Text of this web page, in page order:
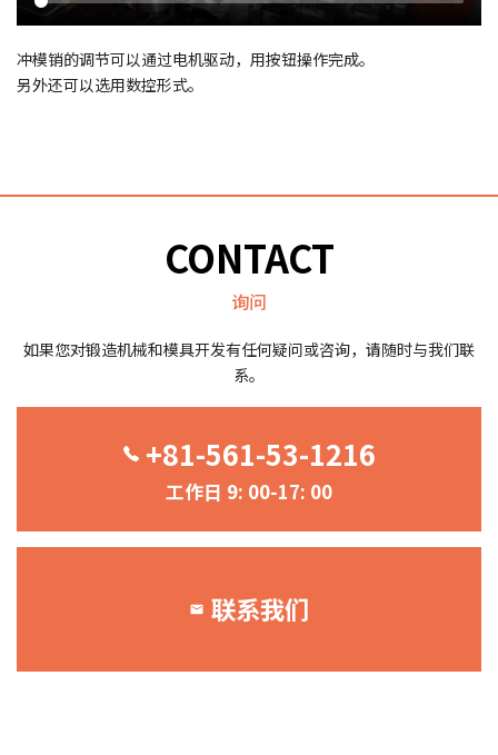
冲模销的调节可以通过电机驱动，用按钮操作完成。
另外还可以选用数控形式。
CONTACT
询问
如果您对锻造机械和模具开发有任何疑问或咨询，请随时与我们联
系。
+81-561-53-1216
工作日 9: 00-17: 00
联系我们